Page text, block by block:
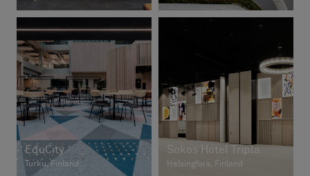
EduCity
Turku, Finland
Sokos Hotel Tripla
Helsingfors, Finland